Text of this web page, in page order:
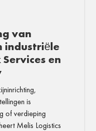
van
industriële
en
is
of verdieping
Melis Logistics